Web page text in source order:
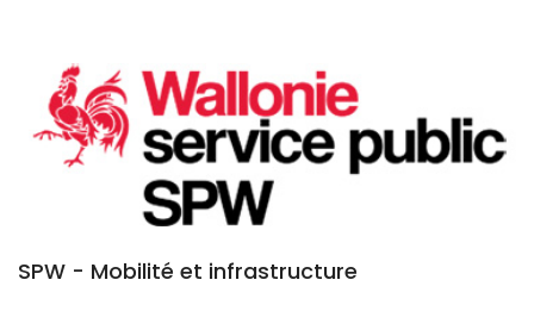
SPW - Mobilité et infrastructure